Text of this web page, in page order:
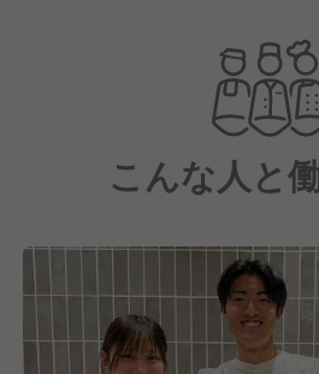
現在リロードエッジでは、国内
て店舗数拡大を進めており、今
いただける仲間を積極的に採用
こんな人と